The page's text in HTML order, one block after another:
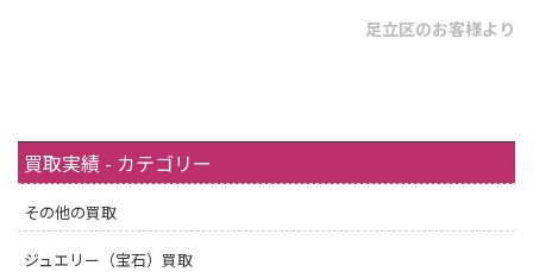
足立区のお客様より
買取実績 - カテゴリー
その他の買取
ジュエリー（宝石）買取